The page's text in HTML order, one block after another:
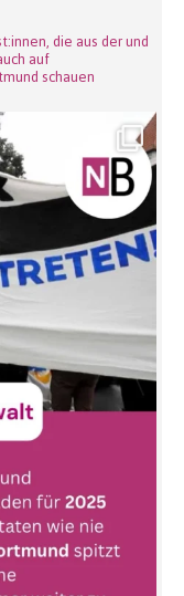
die aus der und
auf
schauen